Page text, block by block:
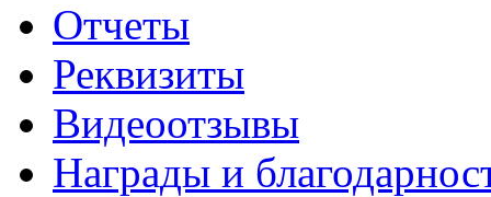
Отчеты
Реквизиты
Видеоотзывы
Награды и